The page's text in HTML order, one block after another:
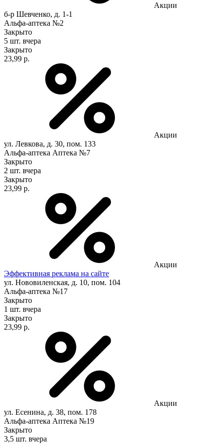
Акции
б-р Шевченко, д. 1-1
Альфа-аптека №2
Закрыто
5 шт. вчера
Закрыто
23,99 р.
Акции
ул. Левкова, д. 30, пом. 133
Альфа-аптека Аптека №7
Закрыто
2 шт. вчера
Закрыто
23,99 р.
Акции
Эффективная реклама на сайте
ул. Нововиленская, д. 10, пом. 104
Альфа-аптека №17
Закрыто
1 шт. вчера
Закрыто
23,99 р.
Акции
ул. Есенина, д. 38, пом. 178
Альфа-аптека Аптека №19
Закрыто
3,5 шт. вчера